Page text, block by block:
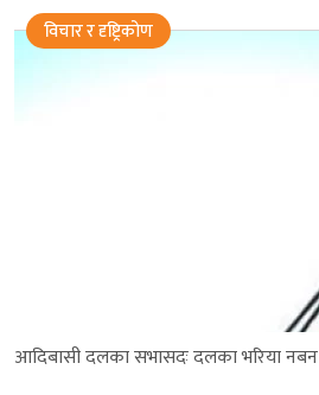
विचार र दृष्ट्रिकोण
आदिबासी दलका सभासदः दलका भरिया नबन